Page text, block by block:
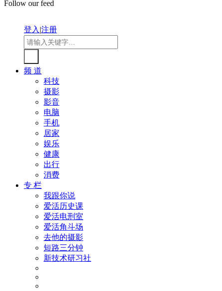
Follow our feed
登入|注册
频 道
科技
摄影
影音
电脑
手机
居家
娱乐
健康
出行
消费
专 栏
我跟你说
爱活历史课
爱活电刑室
爱活角斗场
去他的摄影
短路三分钟
新技术研习社